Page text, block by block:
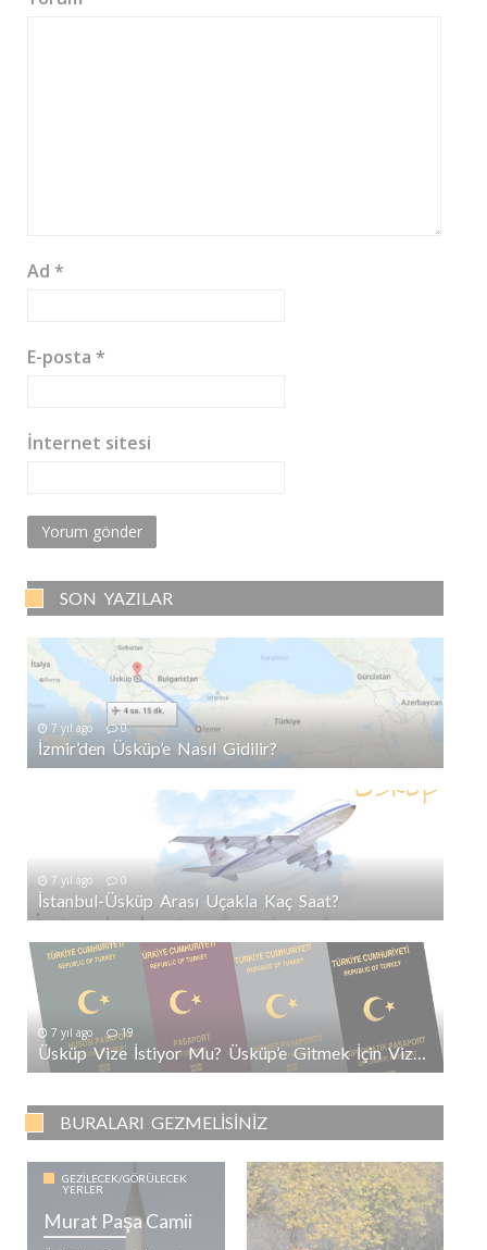
Ad *
E-posta *
İnternet sitesi
SON YAZILAR
7 yıl ago 0
İzmir’den Üsküp’e Nasıl Gidilir?
7 yıl ago 0
İstanbul-Üsküp Arası Uçakla Kaç Saat?
7 yıl ago 19
Üsküp Vize İstiyor Mu? Üsküp’e Gitmek İçin Vize Gerekli Mi?
BURALARI GEZMELISINIZ
GEZILECEK/GÖRÜLECEK
YERLER
Murat Paşa Camii